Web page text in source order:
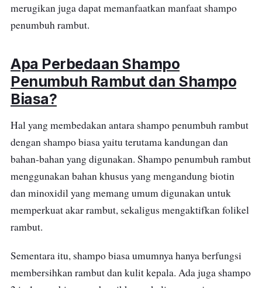
merugikan juga dapat memanfaatkan manfaat shampo
penumbuh rambut.
Apa Perbedaan Shampo
Penumbuh Rambut dan Shampo
Biasa?
Hal yang membedakan antara shampo penumbuh rambut
dengan shampo biasa yaitu terutama kandungan dan
bahan-bahan yang digunakan. Shampo penumbuh rambut
menggunakan bahan khusus yang mengandung biotin
dan minoxidil yang memang umum digunakan untuk
memperkuat akar rambut, sekaligus mengaktifkan folikel
rambut.
Sementara itu, shampo biasa umumnya hanya berfungsi
membersihkan rambut dan kulit kepala. Ada juga shampo